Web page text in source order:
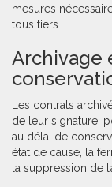
mesures
tous tiers.
Archivage
Les contrats
de leur signature,
au délai de
état de cause, la
la suppression de